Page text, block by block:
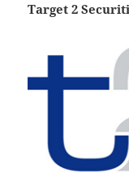
Target 2